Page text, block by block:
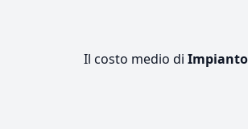
Il costo medio di Impianto